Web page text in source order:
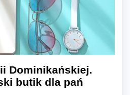
Dominikańskiej.
butik dla pań